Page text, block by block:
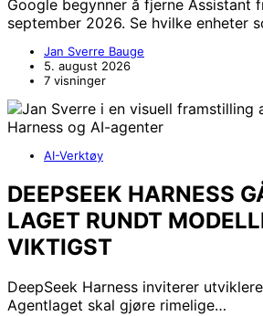
Google begynner å fjerne Assistant
september 2026. Se hvilke enheter
Jan Sverre Bauge
5. august 2026
7 visninger
AI-Verktøy
DEEPSEEK HARNESS
LAGET RUNDT
VIKTIGST
DeepSeek Harness inviterer
Agentlaget skal gjøre rimelige…